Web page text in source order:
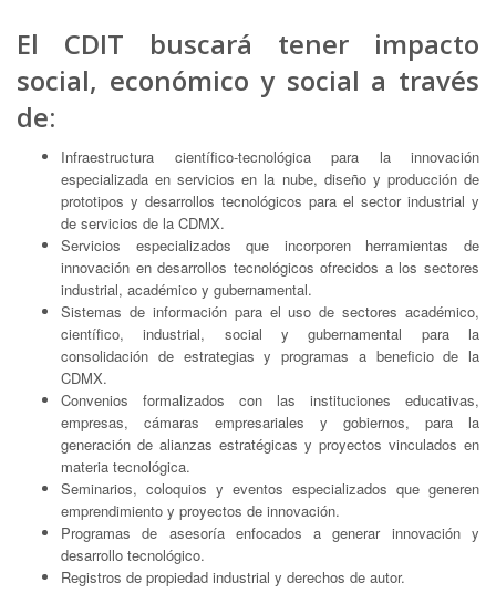
El CDIT buscará tener impacto
social, económico y social a través
de:
Infraestructura científico-tecnológica para la innovación
especializada en servicios en la nube, diseño y producción de
prototipos y desarrollos tecnológicos para el sector industrial y
de servicios de la CDMX.
Servicios especializados que incorporen herramientas de
innovación en desarrollos tecnológicos ofrecidos a los sectores
industrial, académico y gubernamental.
Sistemas de información para el uso de sectores académico,
científico, industrial, social y gubernamental para la
consolidación de estrategias y programas a beneficio de la
CDMX.
Convenios formalizados con las instituciones educativas,
empresas, cámaras empresariales y gobiernos, para la
generación de alianzas estratégicas y proyectos vinculados en
materia tecnológica.
Seminarios, coloquios y eventos especializados que generen
emprendimiento y proyectos de innovación.
Programas de asesoría enfocados a generar innovación y
desarrollo tecnológico.
Registros de propiedad industrial y derechos de autor.